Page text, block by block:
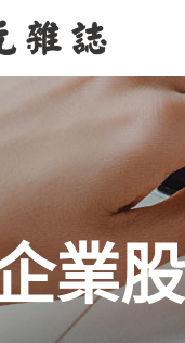
業